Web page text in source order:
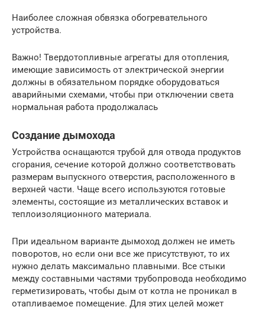
Наиболее сложная обвязка обогревательного
устройства.
Важно! Твердотопливные агрегаты для отопления,
имеющие зависимость от электрической энергии
должны в обязательном порядке оборудоваться
аварийными схемами, чтобы при отключении света
нормальная работа продолжалась
Создание дымохода
Устройства оснащаются трубой для отвода продуктов
сгорания, сечение которой должно соответствовать
размерам выпускного отверстия, расположенного в
верхней части. Чаще всего используются готовые
элементы, состоящие из металлических вставок и
теплоизоляционного материала.
При идеальном варианте дымоход должен не иметь
поворотов, но если они все же присутствуют, то их
нужно делать максимально плавными. Все стыки
между составными частями трубопровода необходимо
герметизировать, чтобы дым от котла не проникал в
отапливаемое помещение. Для этих целей может